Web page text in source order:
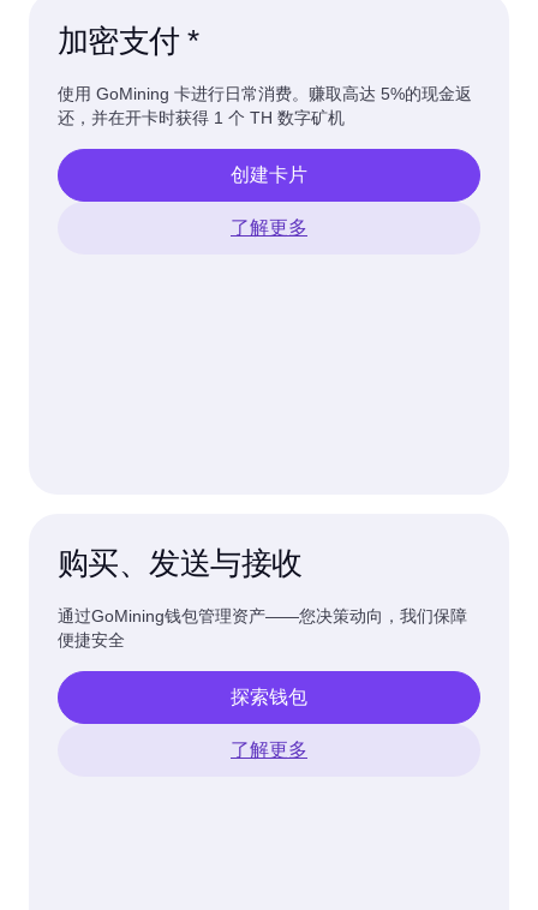
加密支付 *
使用 GoMining 卡进行日常消费。赚取高达 5%的现金返
还，并在开卡时获得 1 个 TH 数字矿机
创建卡片
了解更多
购买、发送与接收
通过GoMining钱包管理资产——您决策动向，我们保障
便捷安全
探索钱包
了解更多